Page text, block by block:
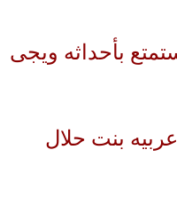
بأحداثه ويجى
بنت حلال